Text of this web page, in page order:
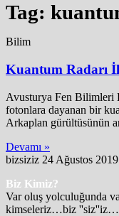
Tag:
Bilim
Kuantum Radarı
Avusturya Fen Bilimleri
fotonlara dayanan bir
Arkaplan gürültüsünün
Devamı »
bizsiziz 24 Ağustos 2019
Biz Kimiz?
Var oluş yolculuğunda
kimseleriz…biz ''siz''iz…